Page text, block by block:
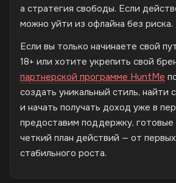
а стратегия свободы. Если
можно уйти из офлайна без риска.
Если вы только начинаете свой
18+ или хотите укрепить свой
партнерской программе HuntMe
создать уникальный стиль,
и начать получать доход уже в
предоставим поддержку,
четкий план действий — от
стабильного роста.